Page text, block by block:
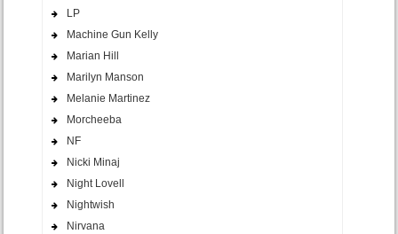
LP
Machine Gun Kelly
Marian Hill
Marilyn Manson
Melanie Martinez
Morcheeba
NF
Nicki Minaj
Night Lovell
Nightwish
Nirvana